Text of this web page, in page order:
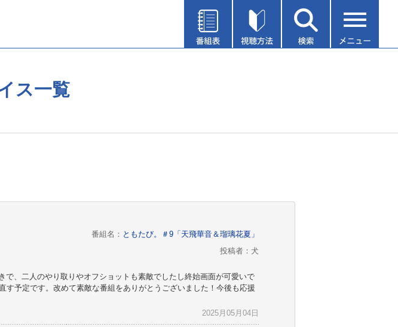
ス一覧
番組名： ともたび。＃9「天飛華音＆瑠璃花夏」
投稿者：犬
、二人のやり取りやオフショットも素敵でしたし終始画面が可愛いで
予定です。改めて素敵な番組をありがとうございました！今後も応援
2025月05月04日